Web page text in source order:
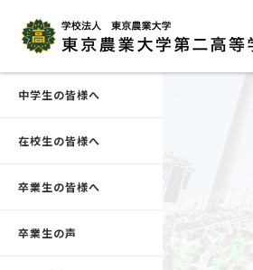
中学生の皆様へ
在校生の皆様へ
卒業生の皆様へ
卒業生の声